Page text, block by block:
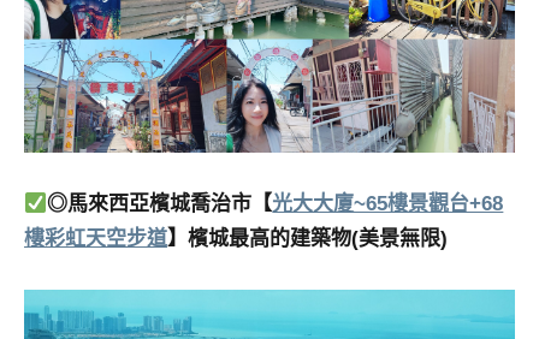
◎馬來西亞檳城喬治市【光大大廈~65樓景觀台+68
樓彩虹天空步道】檳城最高的建築物(美景無限)